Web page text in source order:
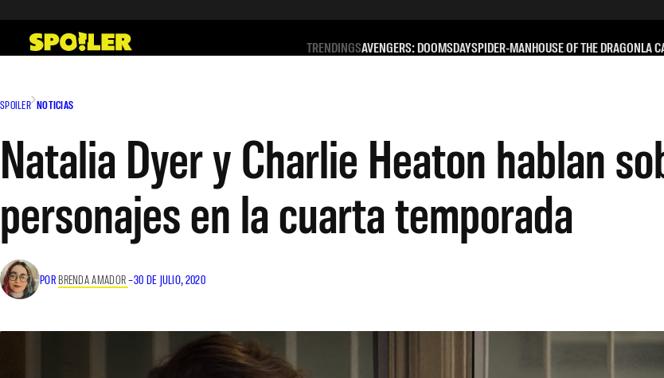
contenido
TRENDINGSAVENGERS: DOOMSDAYSPIDER-MANHOUSE OF THE DRAGONLA
SPOILER NOTICIAS
Natalia Dyer y Charlie Heaton hablan
personajes en la cuarta temporada
POR BRENDA AMADOR–30 DE JULIO, 2020